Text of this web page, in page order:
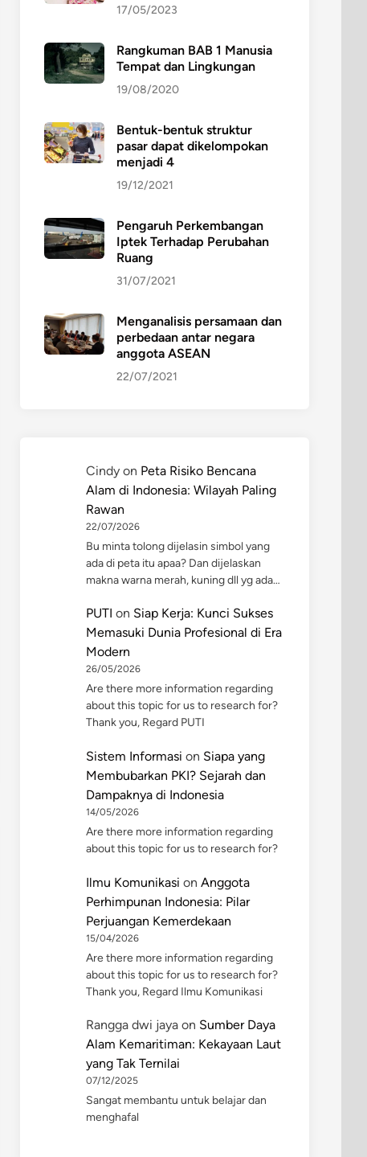
17/05/2023
Rangkuman BAB 1 Manusia
Tempat dan Lingkungan
19/08/2020
Bentuk-bentuk struktur
pasar dapat dikelompokan
menjadi 4
19/12/2021
Pengaruh Perkembangan
Iptek Terhadap Perubahan
Ruang
31/07/2021
Menganalisis persamaan dan
perbedaan antar negara
anggota ASEAN
22/07/2021
Cindy on Peta Risiko Bencana
Alam di Indonesia: Wilayah Paling
Rawan
22/07/2026
Bu minta tolong dijelasin simbol yang
ada di peta itu apaa? Dan dijelaskan
makna warna merah, kuning dll yg ada…
PUTI on Siap Kerja: Kunci Sukses
Memasuki Dunia Profesional di Era
Modern
26/05/2026
Are there more information regarding
about this topic for us to research for?
Thank you, Regard PUTI
Sistem Informasi on Siapa yang
Membubarkan PKI? Sejarah dan
Dampaknya di Indonesia
14/05/2026
Are there more information regarding
about this topic for us to research for?
Ilmu Komunikasi on Anggota
Perhimpunan Indonesia: Pilar
Perjuangan Kemerdekaan
15/04/2026
Are there more information regarding
about this topic for us to research for?
Thank you, Regard Ilmu Komunikasi
Rangga dwi jaya on Sumber Daya
Alam Kemaritiman: Kekayaan Laut
yang Tak Ternilai
07/12/2025
Sangat membantu untuk belajar dan
menghafal